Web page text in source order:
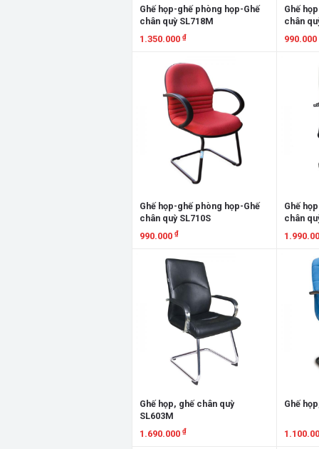
Ghế họp-ghế phòng họp-Ghế
chân quỳ SL718M
1.350.000 ₫
Xem chi tiết
Ghế
chân
990.000
Ghế họp-ghế phòng họp-Ghế
chân quỳ SL710S
990.000 ₫
Xem chi tiết
Ghế
chân
Xem
Ghế họp, ghế chân quỳ
SL603M
1.690.000 ₫
Ghế